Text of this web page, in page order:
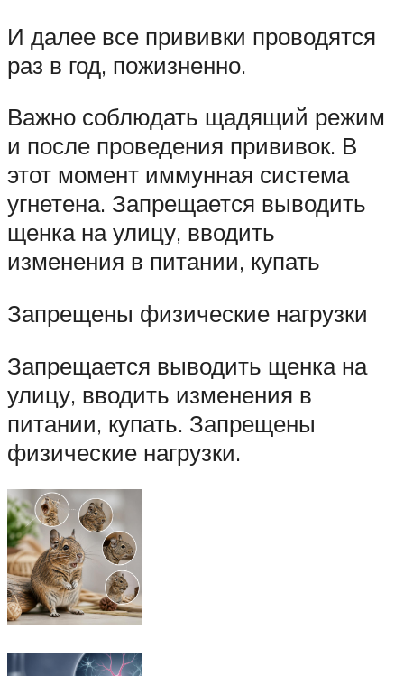
И далее все прививки проводятся
раз в год, пожизненно.
Важно соблюдать щадящий режим
и после проведения прививок. В
этот момент иммунная система
угнетена. Запрещается выводить
щенка на улицу, вводить
изменения в питании, купать
Запрещены физические нагрузки
Запрещается выводить щенка на
улицу, вводить изменения в
питании, купать. Запрещены
физические нагрузки.